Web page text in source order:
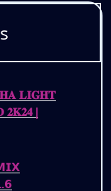
𝐋𝐈𝐆𝐇𝐓
|